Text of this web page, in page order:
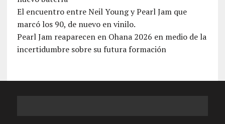
El encuentro entre Neil Young y Pearl Jam que
marcó los 90, de nuevo en vinilo.
Pearl Jam reaparecen en Ohana 2026 en medio de la
incertidumbre sobre su futura formación